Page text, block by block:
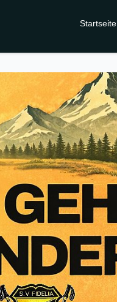
Startseite